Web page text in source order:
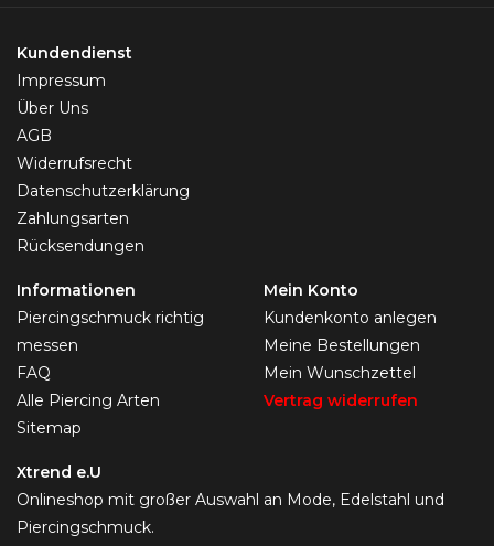
Kundendienst
Impressum
Über Uns
AGB
Widerrufsrecht
Datenschutzerklärung
Zahlungsarten
Rücksendungen
Informationen
Piercingschmuck richtig
messen
FAQ
Alle Piercing Arten
Sitemap
Mein Konto
Kundenkonto anlegen
Meine Bestellungen
Mein Wunschzettel
Vertrag widerrufen
Xtrend e.U
Onlineshop mit großer Auswahl an Mode, Edelstahl und
Piercingschmuck.